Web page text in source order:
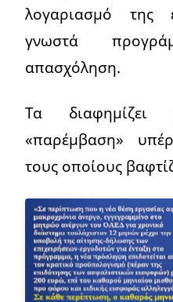
λογαριασμό της
γνωστά
απασχόληση.
Τα
«παρέμβαση»
τους οποίους